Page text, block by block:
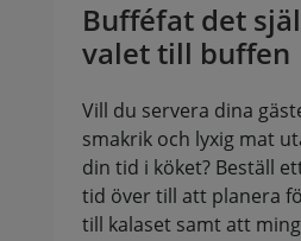
Bufféfat det
valet till buffen
Vill du servera dina
smakrik och lyxig mat
din tid i köket? Beställ
tid över till att planera
till kalaset samt att